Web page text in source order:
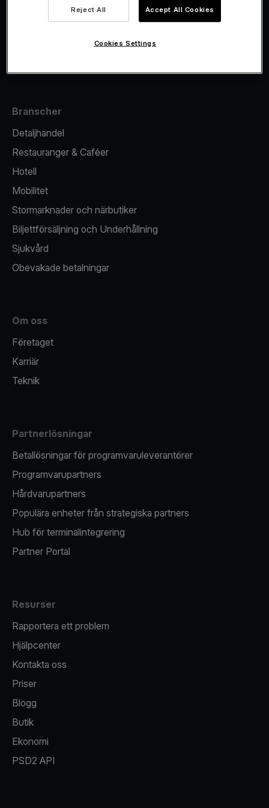
Fiskalisering
Branscher
Detaljhandel
Restauranger & Caféer
Hotell
Mobilitet
Stormarknader och närbutiker
Biljettförsäljning och Underhållning
Sjukvård
Obevakade betalningar
Om oss
Företaget
Karriär
Teknik
Partnerlösningar
Betallösningar för programvaruleverantörer
Programvarupartners
Hårdvarupartners
Populära enheter från strategiska partners
Hub för terminalintegrering
Partner Portal
Resurser
Rapportera ett problem
Hjälpcenter
Kontakta oss
Priser
Blogg
Butik
Ekonomi
PSD2 API
Reject All Accept All Cookies
Cookies Settings